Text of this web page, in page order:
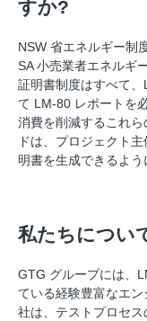
すか?
NSW 省エネルギー制
SA 小売業者エネルギ
証明書制度はすべて
て LM-80 レポートを
消費を削減するこれ
ドは、プロジェクト
明書を生成できるよう
私たちについ
GTG グループには、
ている経験豊富なエ
社は、テストプロセ